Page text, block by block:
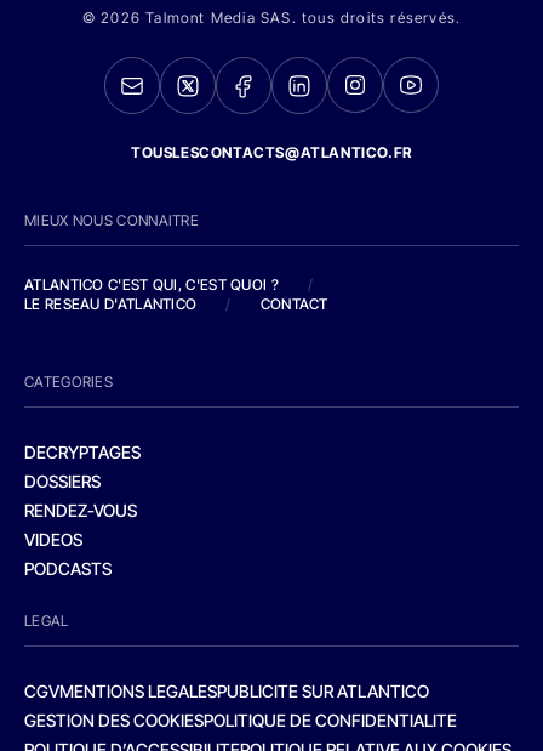
© 2026 Talmont Media SAS. tous droits réservés.
TOUSLESCONTACTS@ATLANTICO.FR
MIEUX NOUS CONNAITRE
ATLANTICO C'EST QUI, C'EST QUOI ?
/
LE RESEAU D'ATLANTICO
/ CONTACT
CATEGORIES
DECRYPTAGES
DOSSIERS
RENDEZ-VOUS
VIDEOS
PODCASTS
LEGAL
CGVMENTIONS LEGALESPUBLICITE SUR ATLANTICO
GESTION DES COOKIESPOLITIQUE DE CONFIDENTIALITE